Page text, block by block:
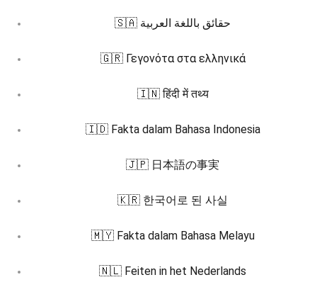
🇸🇦 حقائق باللغة العربية
🇬🇷 Γεγονότα στα ελληνικά
🇮🇳 हिंदी में तथ्य
🇮🇩 Fakta dalam Bahasa Indonesia
🇯🇵 日本語の事実
🇰🇷 한국어로 된 사실
🇲🇾 Fakta dalam Bahasa Melayu
🇳🇱 Feiten in het Nederlands